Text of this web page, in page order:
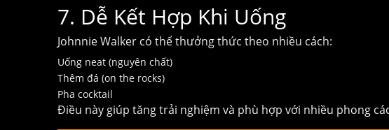
7. Dễ Kết Hợp Khi Uống
Johnnie Walker có thể thưởng thức theo nhiều cách:
Uống neat (nguyên chất)
Thêm đá (on the rocks)
Pha cocktail
Điều này giúp tăng trải nghiệm và phù hợp với nhiều phong